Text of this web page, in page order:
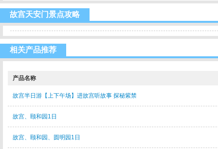
故宫天安门景点攻略
相关产品推荐
产品名称
故宫半日游【上下午场】进故宫听故事 探秘紫禁
故宫、颐和园1日
故宫、颐和园、圆明园1日